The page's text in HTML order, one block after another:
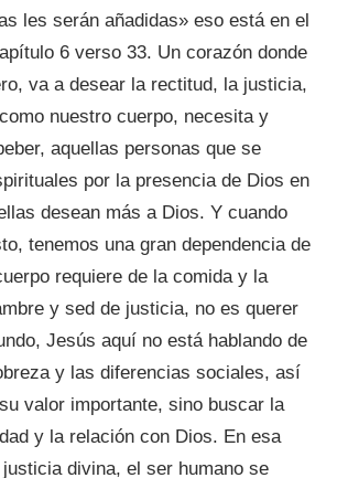
les serán añadidas» eso está en el
6 verso 33. Un corazón donde
va a desear la rectitud, la justicia,
nuestro cuerpo, necesita y
aquellas personas que se
por la presencia de Dios en
desean más a Dios. Y cuando
tenemos una gran dependencia de
requiere de la comida y la
y sed de justicia, no es querer
Jesús aquí no está hablando de
y las diferencias sociales, así
valor importante, sino buscar la
y la relación con Dios. En esa
divina, el ser humano se